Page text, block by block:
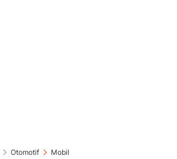
Otomotif Mobil